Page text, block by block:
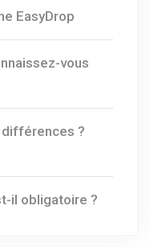
EasyDrop
vous
différences ?
il obligatoire ?